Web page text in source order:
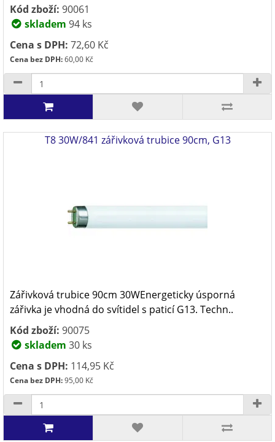
Kód zboží: 90061
skladem 94 ks
Cena s DPH: 72,60 Kč
Cena bez DPH:60,00 Kč
T8 30W/841 zářivková trubice 90cm, G13
Zářivková trubice 90cm 30WEnergeticky úsporná
zářivka je vhodná do svítidel s paticí G13. Techn..
Kód zboží: 90075
skladem 30 ks
Cena s DPH: 114,95 Kč
Cena bez DPH:95,00 Kč